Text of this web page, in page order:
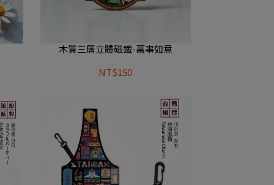
木質三層立體磁鐵-萬事如意
NT$150